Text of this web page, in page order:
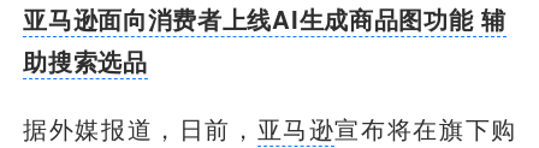
亚马逊面向消费者上线AI生成商品图功能 辅
助搜索选品
据外媒报道，日前， 亚马逊宣布将在旗下购